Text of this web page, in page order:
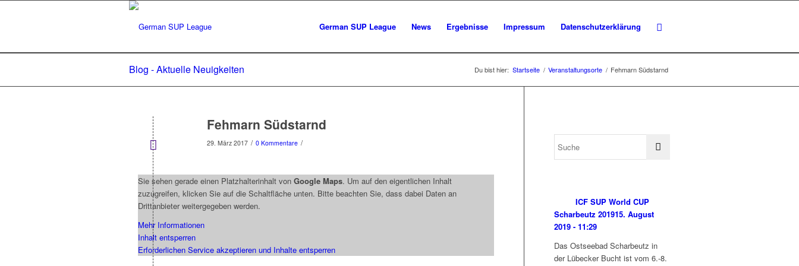
German SUP League News Ergebnisse Impressum Datenschutzerklärung
Blog - Aktuelle Neuigkeiten Du bist hier: Startseite / Veranstaltungsorte / Fehmarn Südstarnd
Fehmarn Südstarnd
29. März 2017 / 0 Kommentare /
Sie sehen gerade einen Platzhalterinhalt von Google Maps. Um auf den eigentlichen Inhalt
zuzugreifen, klicken Sie auf die Schaltfläche unten. Bitte beachten Sie, dass dabei Daten an
Drittanbieter weitergegeben werden.
Mehr Informationen
Inhalt entsperren
Erforderlichen Service akzeptieren und Inhalte entsperren
ICF SUP World CUP
Scharbeutz 201915. August
2019 - 11:29
Das Ostseebad Scharbeutz in
der Lübecker Bucht ist vom 6.-8.